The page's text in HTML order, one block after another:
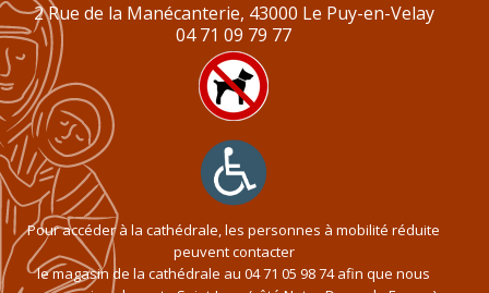
2 Rue de la Manécanterie, 43000 Le Puy-en-Velay
04 71 09 79 77
Pour accéder à la cathédrale, les personnes à mobilité réduite
peuvent contacter
le magasin de la cathédrale au 04 71 05 98 74afin que nous